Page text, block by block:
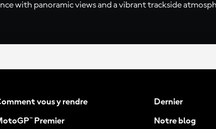
with panoramic views and a vibrant trackside
vous y rendre
Premier
Dernier
Notre blog